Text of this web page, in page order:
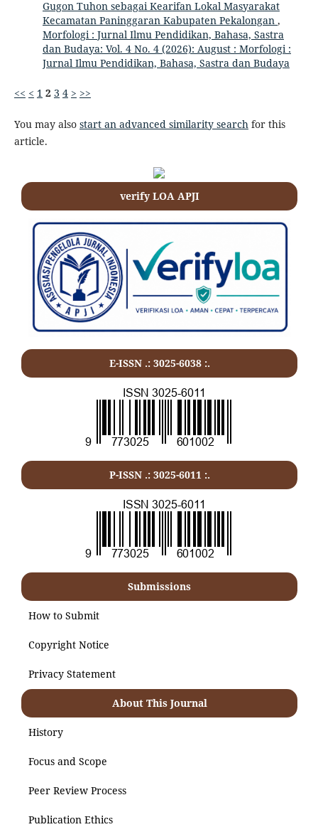
Gugon Tuhon sebagai Kearifan Lokal Masyarakat
Kecamatan Paninggaran Kabupaten Pekalongan ,
Morfologi : Jurnal Ilmu Pendidikan, Bahasa, Sastra
dan Budaya: Vol. 4 No. 4 (2026): August : Morfologi :
Jurnal Ilmu Pendidikan, Bahasa, Sastra dan Budaya
<< < 1 2 3 4 > >>
You may also start an advanced similarity search for this
article.
verify LOA APJI
E-ISSN .: 3025-6038 :.
P-ISSN .: 3025-6011 :.
Submissions
How to Submit
Copyright Notice
Privacy Statement
About This Journal
History
Focus and Scope
Peer Review Process
Publication Ethics